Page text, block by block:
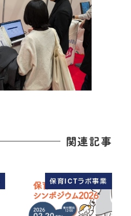
関連記事
保育ICTラボ事業